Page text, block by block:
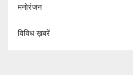
मनोरंजन
विविध ख़बरें